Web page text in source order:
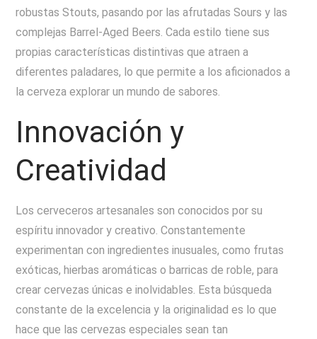
robustas Stouts, pasando por las afrutadas Sours y las
complejas Barrel-Aged Beers. Cada estilo tiene sus
propias características distintivas que atraen a
diferentes paladares, lo que permite a los aficionados a
la cerveza explorar un mundo de sabores.
Innovación y
Creatividad
Los cerveceros artesanales son conocidos por su
espíritu innovador y creativo. Constantemente
experimentan con ingredientes inusuales, como frutas
exóticas, hierbas aromáticas o barricas de roble, para
crear cervezas únicas e inolvidables. Esta búsqueda
constante de la excelencia y la originalidad es lo que
hace que las cervezas especiales sean tan